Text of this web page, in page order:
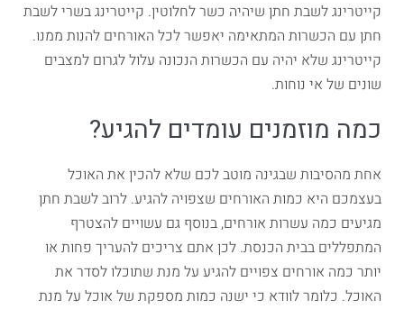
קייטרינג לשבת חתן שיהיה כשר לחלוטין. קייטרינג בשרי לשבת
חתן עם הכשרות המתאימה יאפשר לכל האורחים להנות ממנו.
קייטרינג שלא יהיה עם הכשרות הנכונה עלול לגרום למצבים
שונים של אי נוחות.
כמה מוזמנים עומדים להגיע?
אחת מהסיבות שבגינה מוטב לכם שלא להכין את האוכל
בעצמכם היא כמות האורחים שצפויה להגיע. לרוב לשבת חתן
מגיעים כמה עשרות אורחים, בנוסף גם עשויים להצטרף
המתפללים בבית הכנסת. לכן אתם צריכים להעריך פחות או
יותר כמה אורחים צפויים להגיע על מנת שתוכלו לסדר את
האוכל. כלומר לוודא כי ישנה כמות מספקת של אוכל על מנת